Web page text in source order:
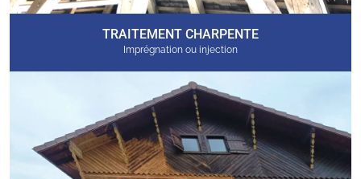
TRAITEMENT CHARPENTE
Imprégnation ou injection